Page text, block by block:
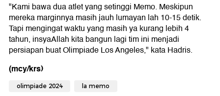
"Kami bawa dua atlet yang setinggi Memo. Meskipun
mereka marginnya masih jauh lumayan lah 10-15 detik.
Tapi mengingat waktu yang masih ya kurang lebih 4
tahun, insyaAllah kita bangun lagi tim ini menjadi
persiapan buat Olimpiade Los Angeles," kata Hadris.
(mcy/krs)
olimpiade 2024 la memo